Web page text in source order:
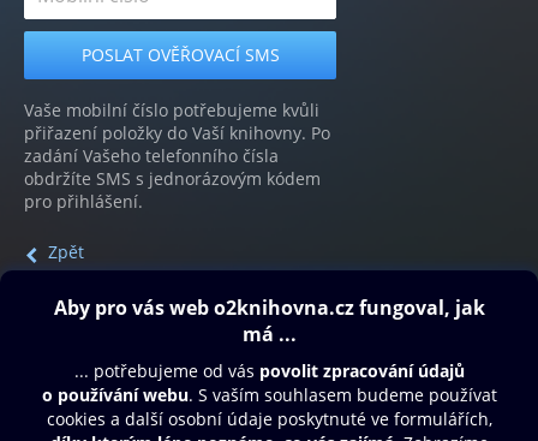
Vaše mobilní číslo potřebujeme kvůli
přiřazení položky do Vaší knihovny. Po
zadání Vašeho telefonního čísla
obdržíte SMS s jednorázovým kódem
pro přihlášení.
Zpět
Obsah ke stažení
Moje O2 Knihovna